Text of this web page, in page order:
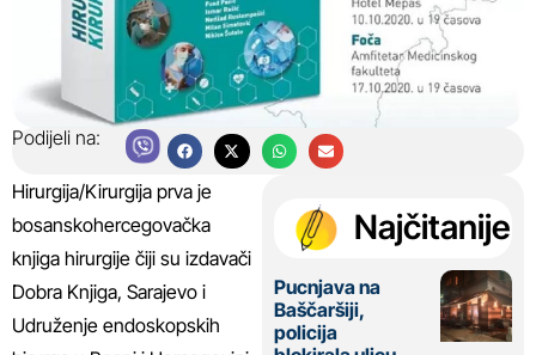
Podijeli na:
Hirurgija/Kirurgija prva je
bosanskohercegovačka
knjiga hirurgije čiji su izdavači
Dobra Knjiga, Sarajevo i
Udruženje endoskopskih
Najčitanije
Pucnjava na
Baščaršiji,
policija